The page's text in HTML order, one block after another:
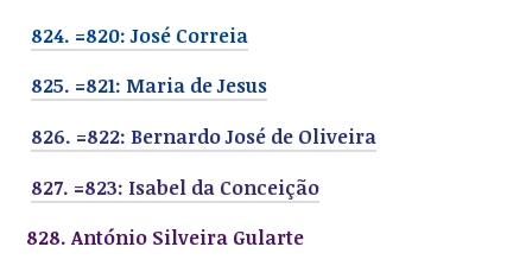
824. =820:José Correia
825. =821: Maria de Jesus
826. =822: Bernardo José de Oliveira
827. =823: Isabel da Conceição
828.António Silveira Gularte